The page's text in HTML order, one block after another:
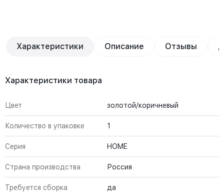
Характеристики Описание Отзывы
Характеристики товара
Цвет золотой/коричневый
Количество в упаковке 1
Серия HOME
Страна производства Россия
Требуется сборка да